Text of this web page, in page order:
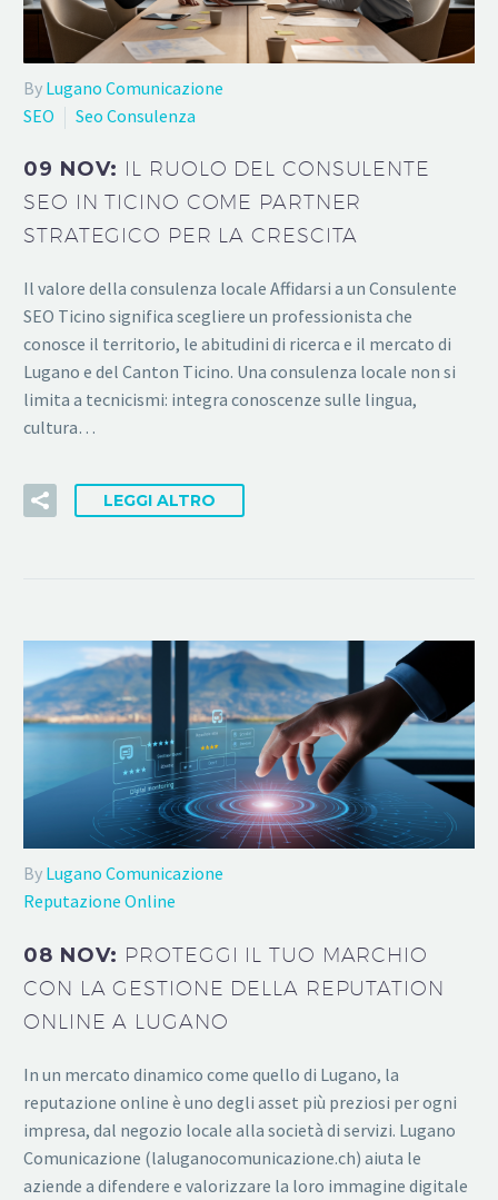
By Lugano Comunicazione
SEO
Seo Consulenza
09 NOV: IL RUOLO DEL CONSULENTE
SEO IN TICINO COME PARTNER
STRATEGICO PER LA CRESCITA
Il valore della consulenza locale Affidarsi a un Consulente
SEO Ticino significa scegliere un professionista che
conosce il territorio, le abitudini di ricerca e il mercato di
Lugano e del Canton Ticino. Una consulenza locale non si
limita a tecnicismi: integra conoscenze sulle lingua,
cultura…
LEGGI ALTRO
By Lugano Comunicazione
Reputazione Online
08 NOV: PROTEGGI IL TUO MARCHIO
CON LA GESTIONE DELLA REPUTATION
ONLINE A LUGANO
In un mercato dinamico come quello di Lugano, la
reputazione online è uno degli asset più preziosi per ogni
impresa, dal negozio locale alla società di servizi. Lugano
Comunicazione (laluganocomunicazione.ch) aiuta le
aziende a difendere e valorizzare la loro immagine digitale